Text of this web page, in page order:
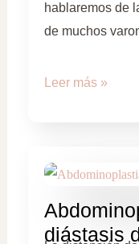
hablaremos de
de muchos
Leer más »
diástasis